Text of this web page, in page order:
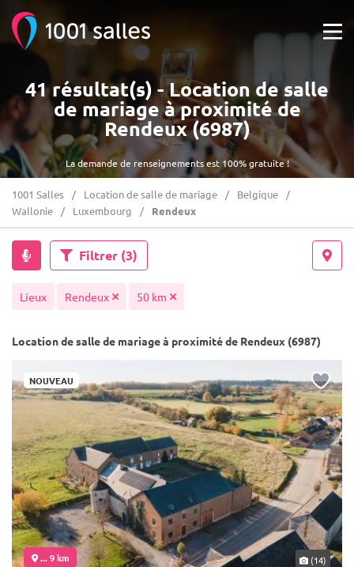
La demande de renseignements est 100% gratuite !
41 résultat(s) - Location de salle
de mariage à proximité de
Rendeux (6987)
1001 Salles Location de salle de mariage
Belgique
Wallonie
Luxembourg Rendeux
Filtrer (3)
Lieux Rendeux 50 km
Location de salle de mariage à proximité de Rendeux (6987)
NOUVEAU
... 9 km (14)